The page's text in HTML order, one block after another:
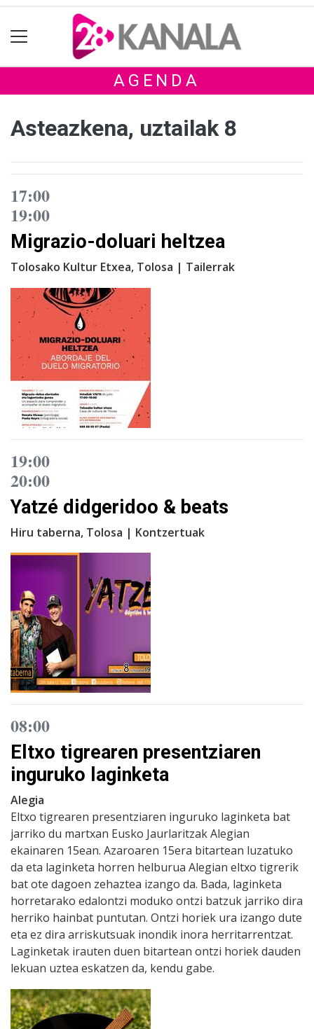
AGENDA
Asteazkena, uztailak 8
17:00
19:00
Migrazio-doluari heltzea
Tolosako Kultur Etxea, Tolosa | Tailerrak
19:00
20:00
Yatzé didgeridoo & beats
Hiru taberna, Tolosa | Kontzertuak
08:00
Eltxo tigrearen presentziaren
inguruko laginketa
Alegia
Eltxo tigrearen presentziaren inguruko laginketa bat
jarriko du martxan Eusko Jaurlaritzak Alegian
ekainaren 15ean. Azaroaren 15era bitartean luzatuko
da eta laginketa horren helburua Alegian eltxo tigrerik
bat ote dagoen zehaztea izango da. Bada, laginketa
horretarako edalontzi moduko ontzi batzuk jarriko dira
herriko hainbat puntutan. Ontzi horiek ura izango dute
eta ez dira arriskutsuak inondik inora herritarrentzat.
Laginketak irauten duen bitartean ontzi horiek dauden
lekuan uztea eskatzen da, kendu gabe.